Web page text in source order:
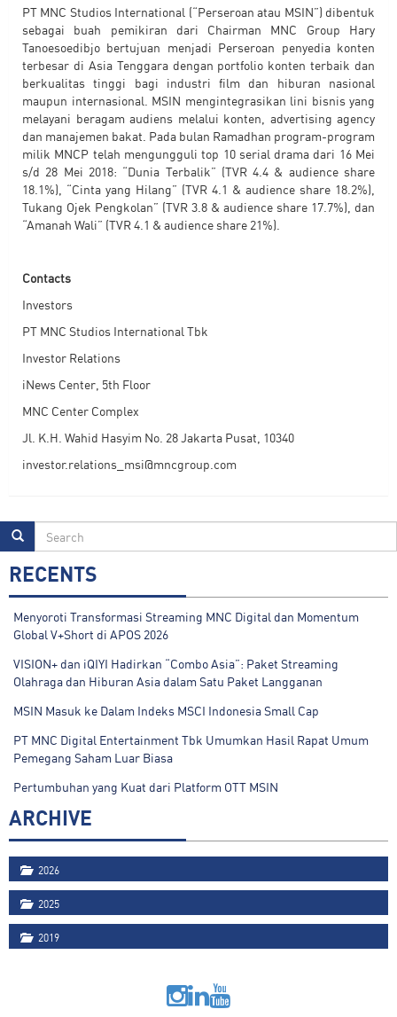
PT MNC Studios International (“Perseroan atau MSIN”) dibentuk
sebagai buah pemikiran dari Chairman MNC Group Hary
Tanoesoedibjo bertujuan menjadi Perseroan penyedia konten
terbesar di Asia Tenggara dengan portfolio konten terbaik dan
berkualitas tinggi bagi industri film dan hiburan nasional
maupun internasional. MSIN mengintegrasikan lini bisnis yang
melayani beragam audiens melalui konten, advertising agency
dan manajemen bakat. Pada bulan Ramadhan program-program
milik MNCP telah mengungguli top 10 serial drama dari 16 Mei
s/d 28 Mei 2018: “Dunia Terbalik” (TVR 4.4 & audience share
18.1%), “Cinta yang Hilang” (TVR 4.1 & audience share 18.2%),
Tukang Ojek Pengkolan” (TVR 3.8 & audience share 17.7%), dan
“Amanah Wali” (TVR 4.1 & audience share 21%).
Contacts
Investors
PT MNC Studios International Tbk
Investor Relations
iNews Center, 5th Floor
MNC Center Complex
Jl. K.H. Wahid Hasyim No. 28 Jakarta Pusat, 10340
investor.relations_msi@mncgroup.com
RECENTS
Menyoroti Transformasi Streaming MNC Digital dan Momentum
Global V+Short di APOS 2026
VISION+ dan iQIYI Hadirkan “Combo Asia”: Paket Streaming
Olahraga dan Hiburan Asia dalam Satu Paket Langganan
MSIN Masuk ke Dalam Indeks MSCI Indonesia Small Cap
PT MNC Digital Entertainment Tbk Umumkan Hasil Rapat Umum
Pemegang Saham Luar Biasa
Pertumbuhan yang Kuat dari Platform OTT MSIN
ARCHIVE
2026
2025
2019